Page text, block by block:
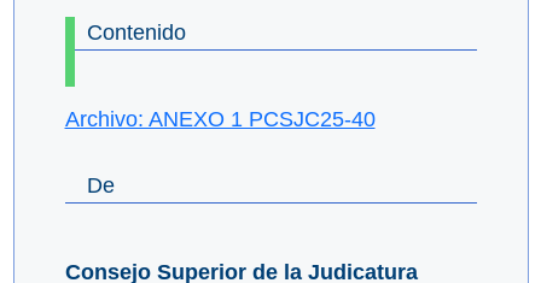
Contenido
Archivo: ANEXO 1 PCSJC25-40
De
Consejo Superior de la Judicatura